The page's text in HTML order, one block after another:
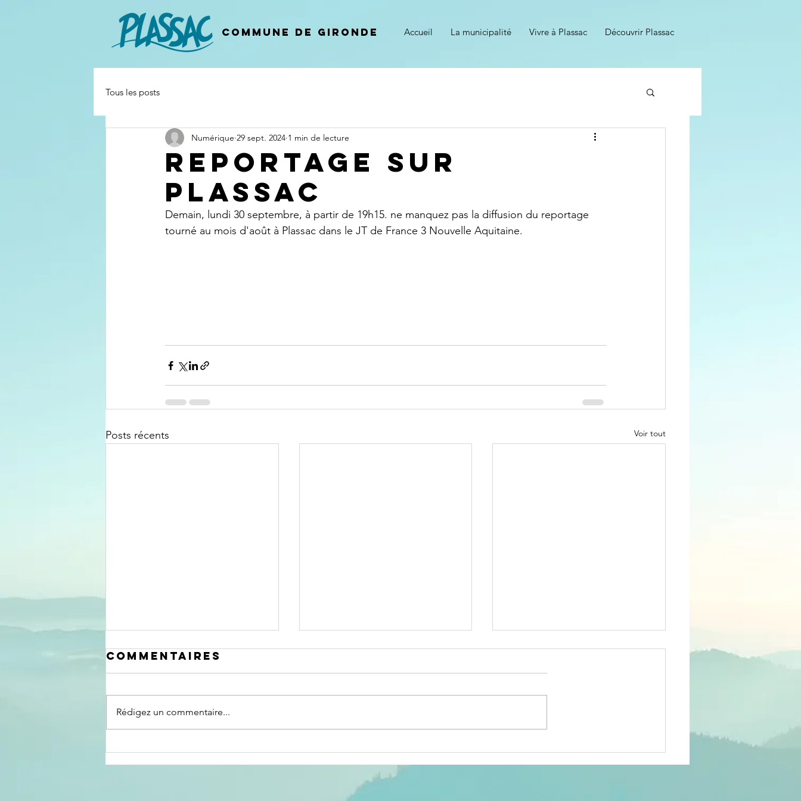
Commune de gironde Accueil La municipalité Vivre à Plassac Découvrir Plassac
Tous les posts
REPORTAGE Sur
PLASSAC
Numérique 29 sept. 2024 1 min de lecture
Demain, lundi 30 septembre, à partir de 19h15. ne manquez pas la diffusion du reportage
tourné au mois d'août à Plassac dans le JT de France 3 Nouvelle Aquitaine.
Posts récents Voir tout
Formation
sensibilisation
ACTIV'ÉTÉ :
sélection des
animations du
3 au 8 août
Secours
populaire
Commentaires
Rédigez un commentaire...